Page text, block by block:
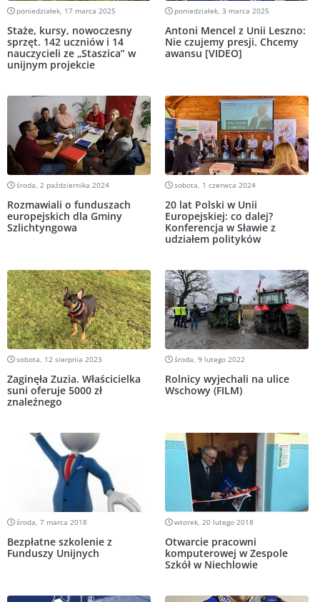
poniedziałek, 17 marca 2025
Staże, kursy, nowoczesny
sprzęt. 142 uczniów i 14
nauczycieli ze „Staszica” w
unijnym projekcie
poniedziałek, 3 marca 2025
Antoni Mencel z Unii Leszno:
Nie czujemy presji. Chcemy
awansu [VIDEO]
środa, 2 października 2024
Rozmawiali o funduszach
europejskich dla Gminy
Szlichtyngowa
sobota, 1 czerwca 2024
20 lat Polski w Unii
Europejskiej: co dalej?
Konferencja w Sławie z
udziałem polityków
sobota, 12 sierpnia 2023
Zaginęła Zuzia. Właścicielka
suni oferuje 5000 zł
znaleźnego
środa, 9 lutego 2022
Rolnicy wyjechali na ulice
Wschowy (FILM)
środa, 7 marca 2018
Bezpłatne szkolenie z
Funduszy Unijnych
wtorek, 20 lutego 2018
Otwarcie pracowni
komputerowej w Zespole
Szkół w Niechlowie